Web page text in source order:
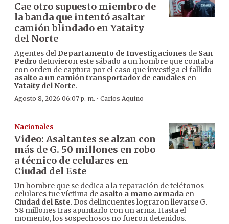
Cae otro supuesto miembro de
la banda que intentó asaltar
camión blindado en Yataity
del Norte
Agentes del Departamento de Investigaciones de San
Pedro detuvieron este sábado a un hombre que contaba
con orden de captura por el caso que investiga el fallido
asalto a un camión transportador de caudales en
Yataity del Norte.
Agosto 8, 2026 06:07 p. m. · Carlos Aquino
Nacionales
Video: Asaltantes se alzan con
más de G. 50 millones en robo
a técnico de celulares en
Ciudad del Este
Un hombre que se dedica a la reparación de teléfonos
celulares fue víctima de asalto a mano armada en
Ciudad del Este. Dos delincuentes lograron llevarse G.
58 millones tras apuntarlo con un arma. Hasta el
momento, los sospechosos no fueron detenidos.